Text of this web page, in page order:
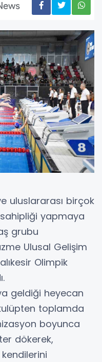
uluslararası birçok
yapmaya
grubu
Ulusal Gelişim
Olimpik
geldiği heyecan
toplamda
boyunca
dökerek,